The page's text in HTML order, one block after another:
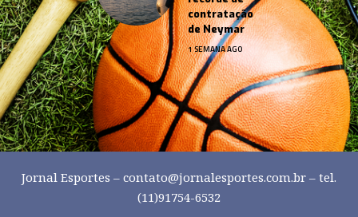
contratação
de Neymar
1 SEMANA AGO
Jornal Esportes – contato@jornalesportes.com.br – tel.
(11)91754-6532